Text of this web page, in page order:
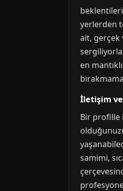
yerlerden
ait, gerçek
en
İletişim
Bir profille
samimi,